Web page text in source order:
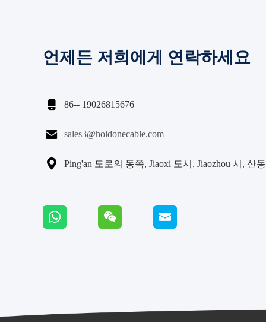
언제든 저희에게 연락하세요
 86-- 19026815676
 sales3@holdonecable.com
 Ping'an 도로의 동쪽, Jiaoxi 도시, Jiaozhou 시, 산